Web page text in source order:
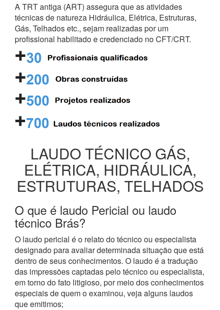
A TRT antiga (ART) assegura que as atividades
técnicas de natureza Hidráulica, Elétrica, Estruturas,
Gás, Telhados etc., sejam realizadas por um
profissional habilitado e credenciado no CFT/CRT.
LAUDO TÉCNICO GÁS,
ELÉTRICA, HIDRÁULICA,
ESTRUTURAS, TELHADOS
O que é laudo Pericial ou laudo
técnico Brás?
O laudo pericial é o relato do técnico ou especialista
designado para avaliar determinada situação que está
dentro de seus conhecimentos. O laudo é a tradução
das impressões captadas pelo técnico ou especialista,
em torno do fato litigioso, por meio dos conhecimentos
especiais de quem o examinou, veja alguns laudos
que emitimos;